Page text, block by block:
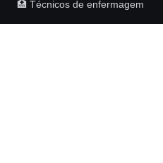
🏥 Técnicos de enfermagem